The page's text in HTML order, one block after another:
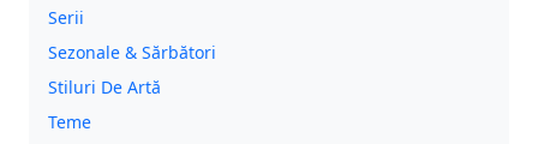
Serii
Sezonale & Sărbători
Stiluri De Artă
Teme